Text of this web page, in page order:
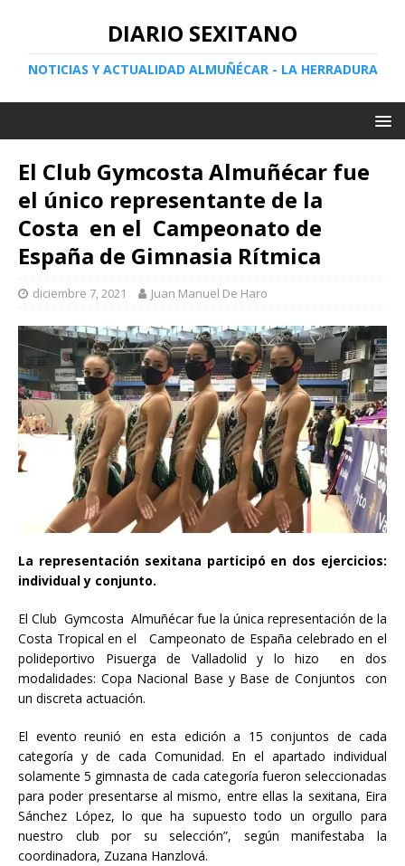
DIARIO SEXITANO
NOTICIAS Y ACTUALIDAD ALMUÑÉCAR - LA HERRADURA
El Club Gymcosta Almuñécar fue
el único representante de la
Costa en el Campeonato de
España de Gimnasia Rítmica
diciembre 7, 2021 Juan Manuel De Haro
La representación sexitana participó en dos ejercicios:
individual y conjunto.
El Club Gymcosta Almuñécar fue la única representación de la
Costa Tropical en el Campeonato de España celebrado en el
polideportivo Pisuerga de Valladolid y lo hizo en dos
modalidades: Copa Nacional Base y Base de Conjuntos con
un discreta actuación.
El evento reunió en esta edición a 15 conjuntos de cada
categoría y de cada Comunidad. En el apartado individual
solamente 5 gimnasta de cada categoría fueron seleccionadas
para poder presentarse al mismo, entre ellas la sexitana, Eira
Sánchez López, lo que ha supuesto todo un orgullo para
nuestro club por su selección”, según manifestaba la
coordinadora, Zuzana Hanzlová.